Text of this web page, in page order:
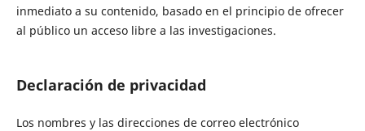
inmediato a su contenido, basado en el principio de ofrecer
al público un acceso libre a las investigaciones.
Declaración de privacidad
Los nombres y las direcciones de correo electrónico